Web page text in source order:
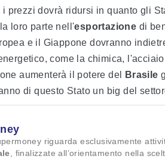
i prezzi dovrà ridursi in quanto gli
loro parte nell'esportazione di
e il Giappone dovranno
come la chimica,
aumenterà il potere del
Brasile
di questo Stato un big del
riguarda esclusivamente
, finalizzate all’orientamento nella